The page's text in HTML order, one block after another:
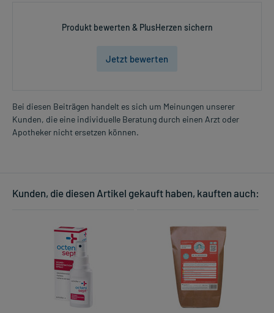
Produkt bewerten & PlusHerzen sichern
Jetzt bewerten
Bei diesen Beiträgen handelt es sich um Meinungen unserer
Kunden, die eine individuelle Beratung durch einen Arzt oder
Apotheker nicht ersetzen können.
Kunden, die diesen Artikel gekauft haben, kauften auch: